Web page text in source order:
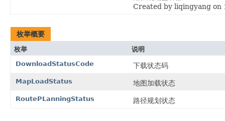
Created by liqingyang on
枚举概要
枚举
说明
DownloadStatusCode
下载状态码
MapLoadStatus 地图加载状态
RoutePLanningStatus 路径规划状态